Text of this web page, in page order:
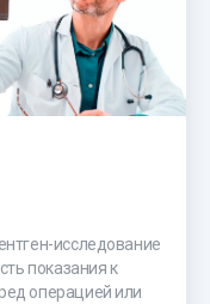
исследование
показания к
операцией или